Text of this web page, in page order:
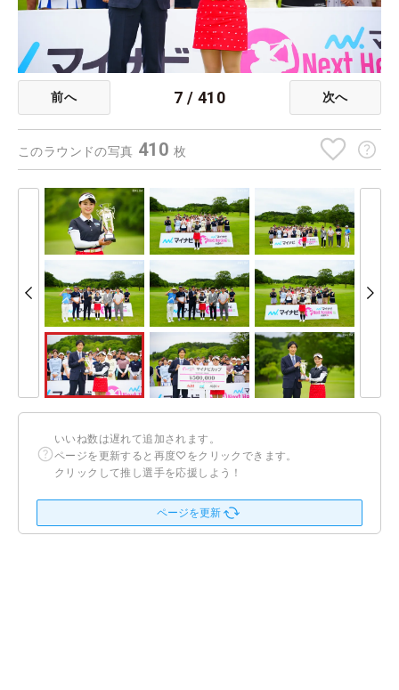
前へ 7 / 410 次へ
このラウンドの写真 410 枚
いいね数は遅れて追加されます。
ページを更新すると再度♡をクリックできます。
クリックして推し選手を応援しよう！
ページを更新